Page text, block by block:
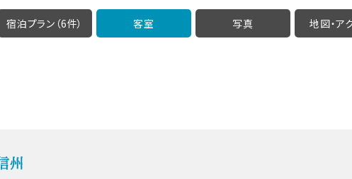
宿泊プラン（6件） 客室 写真 地図・ア